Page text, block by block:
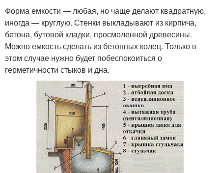
Форма емкости — любая, но чаще делают квадратную,
иногда — круглую. Стенки выкладывают из кирпича,
бетона, бутовой кладки, просмоленной древесины.
Можно емкость сделать из бетонных колец. Только в
этом случае нужно будет побеспокоиться о
герметичности стыков и дна.